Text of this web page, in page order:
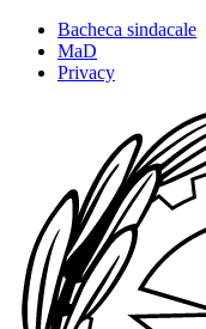
Bacheca sindacale
MaD
Privacy